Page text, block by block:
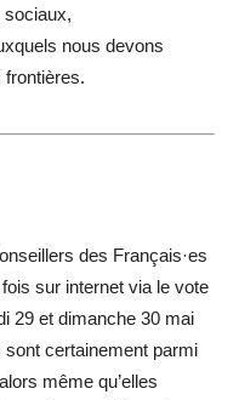
sociaux,
nous devons
frontières.
des Français·es
sur internet via le vote
29 et dimanche 30 mai
certainement parmi
même qu’elles